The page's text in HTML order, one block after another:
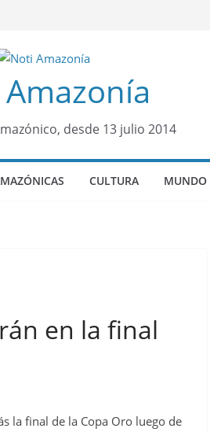
desde 13 julio 2014
CULTURA MUNDO
en la final
la final de la Copa Oro luego de